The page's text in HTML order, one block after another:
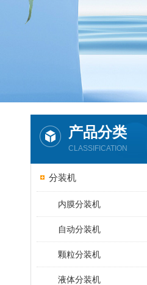
产品分类
CLASSIFICATION
分装机
内膜分装机
自动分装机
颗粒分装机
液体分装机